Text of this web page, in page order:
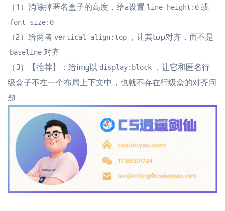
（1）消除掉匿名盒子的高度，给a设置 line-height:0 或
font-size:0
（2）给两者 vertical-align:top ，让其top对齐，而不是
baseline 对齐
（3）【推荐】：给img以 display:block
，让它和匿名行
级盒子不在一个布局上下文中，也就不存在行级盒的对齐问
题